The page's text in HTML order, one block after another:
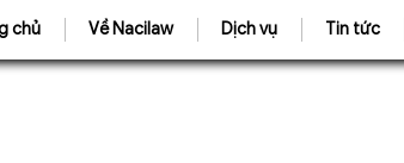
chủ Về Nacilaw Dịch vụ Tin tức